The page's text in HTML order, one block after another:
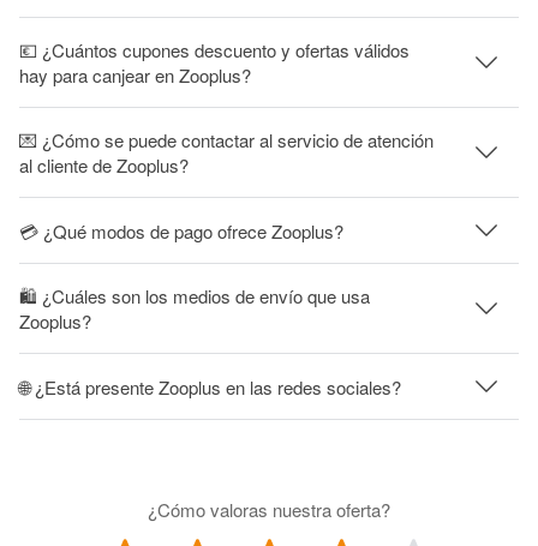
💶 ¿Cuántos cupones descuento y ofertas válidos
hay para canjear en Zooplus?
💌 ¿Cómo se puede contactar al servicio de atención
al cliente de Zooplus?
💳 ¿Qué modos de pago ofrece Zooplus?
🛍 ¿Cuáles son los medios de envío que usa
Zooplus?
🌐 ¿Está presente Zooplus en las redes sociales?
¿Cómo valoras nuestra oferta?